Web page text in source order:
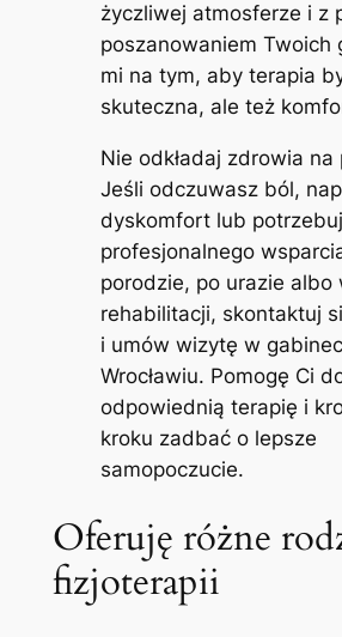
życzliwej atmosferze i z
poszanowaniem Twoich
mi na tym, aby terapia
skuteczna, ale też
Nie odkładaj zdrowia na
Jeśli odczuwasz ból,
dyskomfort lub
profesjonalnego
porodzie, po urazie albo
rehabilitacji, skontaktuj
i umów wizytę w
Wrocławiu. Pomogę Ci
odpowiednią terapię i
kroku zadbać o lepsze
samopoczucie.
Oferuję różne
fizjoterapii